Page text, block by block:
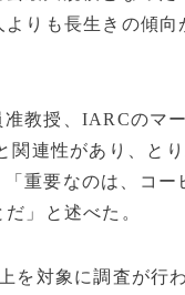
りも長生きの傾向
教授、IARCのマ
関連性があり、と
重要なのは、コー
」と述べた。
対象に調査が行わ